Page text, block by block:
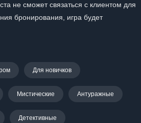
не сможет связаться с клиентом для
бронирования, игра будет
Для новичков
Мистические Антуражные
Детективные